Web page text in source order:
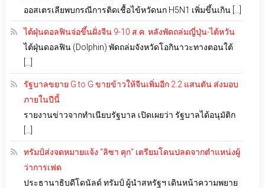
ออสเตรเลียพบกรณีการติดเชื้อไข้หวัดนก H5N1 เพิ่มขึ้นเกิน […]
ไต้ฝุ่นดอลฟินจ่อขึ้นฝั่งจีน 9-10 ส.ค. หลังพัดถล่มญี่ปุ่น-ไต้หวัน
ไต้ฝุ่นดอลฟิน (Dolphin) พัดถล่มจังหวัดโอกินาวะทางตอนใต้
รัฐบาลขยาย G to G ขายข้าวให้จีนเพิ่มอีก 2.2 แสนตัน ส่งมอบ
ภายในปีนี้
รายงานข่าวจากทำเนียบรัฐบาล เปิดเผยว่า รัฐบาลได้อนุมัติก
ทรัมป์ส่งจดหมายแจ้ง “ลิซา คุก” เตรียมโดนปลดจากตำแหน่งผู้
ว่าการเฟด
ประธานาธิบดีโดนัลด์ ทรัมป์ ผู้นำสหรัฐฯ เดินหน้าความพยาย